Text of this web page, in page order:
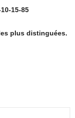
15-85
plus distinguées.